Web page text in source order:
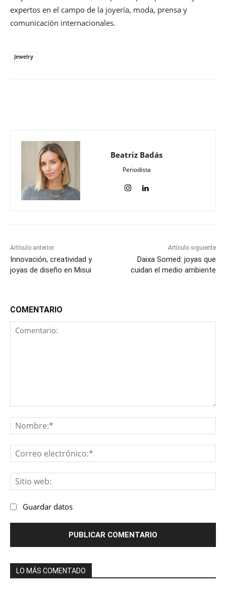
expertos en el campo de la joyería, moda, prensa y
comunicación internacionales.
Jewelry
Beatriz Badás
Periodista
Artículo anterior
Innovación, creatividad y
joyas de diseño en Misui
Artículo siguiente
Daixa Somed: joyas que
cuidan el medio ambiente
COMENTARIO
Guardar datos
LO MÁS COMENTADO